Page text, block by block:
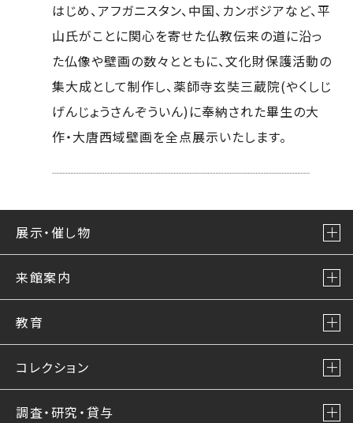
はじめ、アフガニスタン、中国、カンボジアなど、平
山氏がことに関心を寄せた仏教伝来の道に沿っ
た仏像や壁画の数々とともに、文化財保護活動の
集大成として制作し、薬師寺玄奘三蔵院(やくしじ
げんじょうさんぞういん)に奉納された畢生の大
作・大唐西域壁画を全点展示いたします。
展示・催し物
来館案内
教育
コレクション
調査・研究・貸与